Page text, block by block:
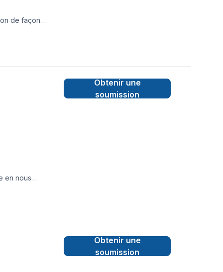
de façon
en nous
Faites le
Obtenir une
soumission
Obtenir une
soumission